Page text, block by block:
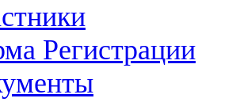
Регистрации